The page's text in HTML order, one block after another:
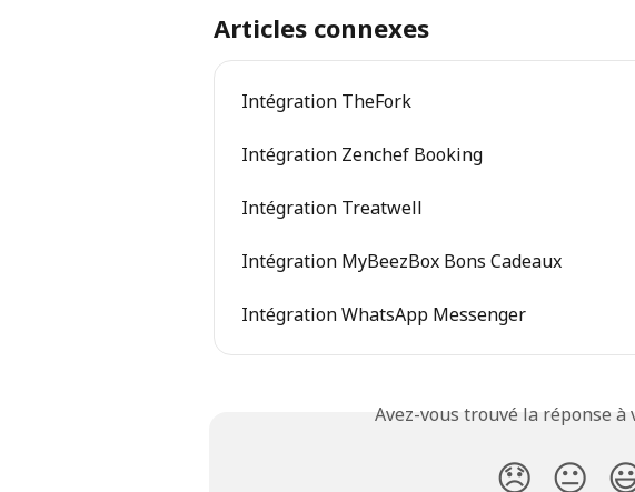
Articles connexes
Intégration TheFork
Intégration Zenchef Booking
Intégration Treatwell
Intégration MyBeezBox Bons Cadeaux
Intégration WhatsApp Messenger
Avez-vous trouvé la réponse à
😞 😐